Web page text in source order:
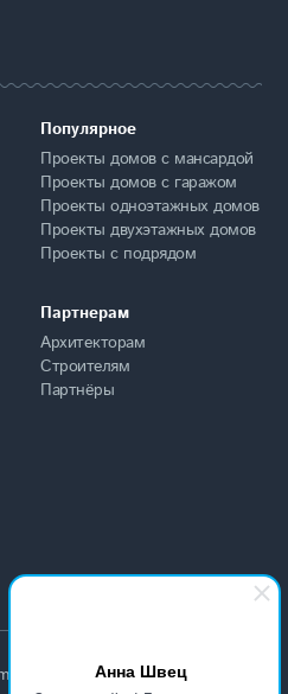
Анна Швец
Популярное
Проекты домов с мансардой
Проекты домов с гаражом
Проекты одноэтажных домов
Проекты двухэтажных домов
Проекты с подрядом
Партнерам
Архитекторам
Строителям
Партнёры
2015-2026